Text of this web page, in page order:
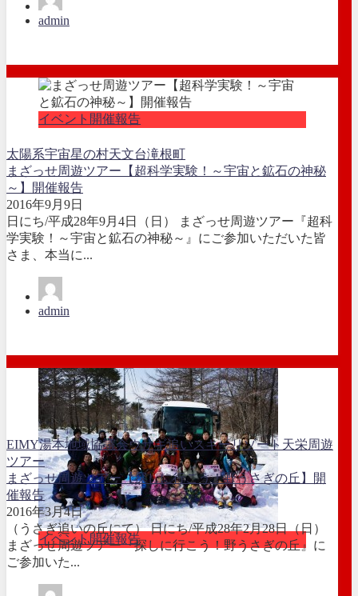
admin
イベント開催報告
太陽系宇宙星の村天文台滝根町
まざっせ周遊ツアー【超科学実験！～宇宙と鉱石の神秘
～】開催報告
2016年9月9日
日にち/平成28年9月4日（日） まざっせ周遊ツアー『超科
学実験！～宇宙と鉱石の神秘～』にご参加いただいた皆
さま、本当に...
admin
イベント開催報告
EIMY湯本地域協議会ウサギ追いスキーリゾート天栄周遊
ツアー
まざっせ周遊ツアー【探しに行こう！野うさぎの丘】開
催報告
2016年3月4日
（うさぎ追いの丘にて） 日にち/平成28年2月28日（日）
まざっせ周遊ツアー『探しに行こう！野うさぎの丘』に
ご参加いた...